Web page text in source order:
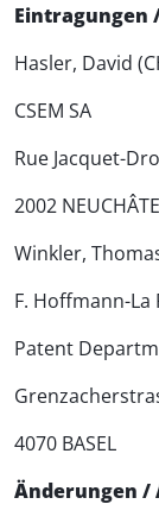
Eintragungen
Hasler, David
CSEM SA
Rue Jacquet-
2002
Winkler,
F. Hoffmann-La
Patent
4070 BASEL
Änderungen /